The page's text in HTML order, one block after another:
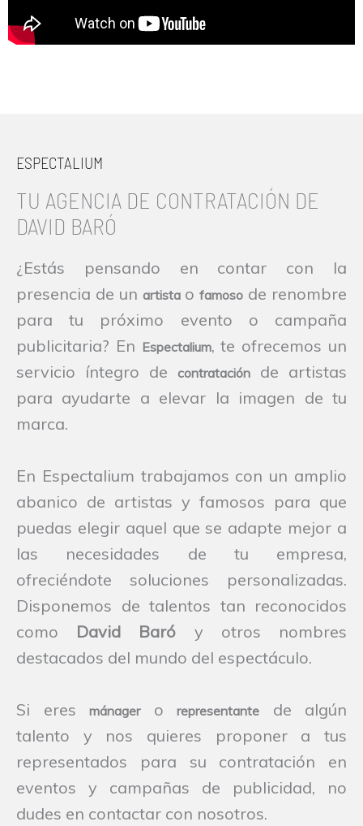
ESPECTALIUM
TU AGENCIA DE CONTRATACIÓN DE
DAVID BARÓ
¿Estás pensando en contar con la
presencia de un artistaofamoso de renombre
para tu próximo evento o campaña
publicitaria? En Espectalium, te ofrecemos un
servicio íntegro de
contratación
de artistas
para ayudarte a elevar la imagen de tu
marca.
En Espectalium trabajamos con un amplio
abanico de artistas y famosos para que
puedas elegir aquel que se adapte mejor a
las necesidades de tu empresa,
ofreciéndote soluciones personalizadas.
Disponemos de talentos tan reconocidos
como David Baró y otros nombres
destacados del mundo del espectáculo.
Si eres mánagero representante
de algún
talento y nos quieres proponer a tus
representados para su contratación en
eventos y campañas de publicidad, no
dudes en contactar con nosotros.